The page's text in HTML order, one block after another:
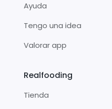
Ayuda
Tengo una idea
Valorar app
Realfooding
Tienda